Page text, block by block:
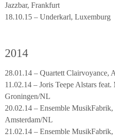
Jazzbar, Frankfurt
18.10.15 – Underkarl, Luxemburg
2014
28.01.14 – Quartett Clairvoyance,
11.02.14 – Joris Teepe Alstars
Groningen/NL
20.02.14 – Ensemble
Amsterdam/NL
21.02.14 – Ensemble